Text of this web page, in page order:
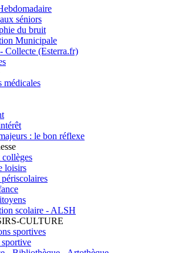
séniors
du bruit
Municipale
Collecte (Esterra.fr)
médicales
: le bon réflexe
collèges
loisirs
scolaire - ALSH
CULTURE
sportives